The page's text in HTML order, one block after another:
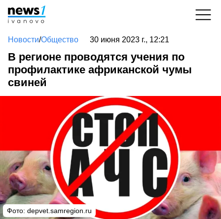
Новости/Общество 30 июня 2023 г., 12:21
В регионе проводятся учения по
профилактике африканской чумы
свиней
Фото: depvet.samregion.ru